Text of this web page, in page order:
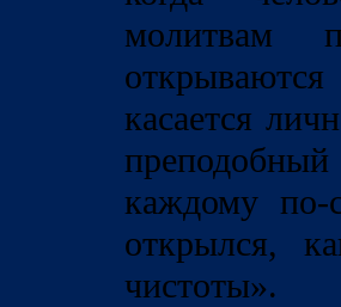
молитвам
касается
каждому
открылся,
чистоты».